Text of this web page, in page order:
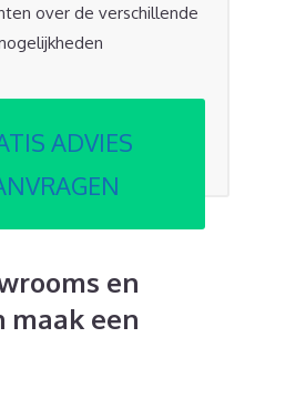
over de verschillende
ADVIES
en
maak een